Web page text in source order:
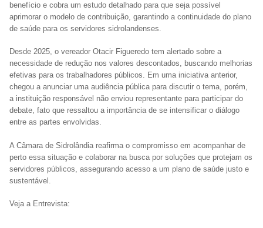
benefício e cobra um estudo detalhado para que seja possível
aprimorar o modelo de contribuição, garantindo a continuidade do plano
de saúde para os servidores sidrolandenses.
Desde 2025, o vereador Otacir Figueredo tem alertado sobre a
necessidade de redução nos valores descontados, buscando melhorias
efetivas para os trabalhadores públicos. Em uma iniciativa anterior,
chegou a anunciar uma audiência pública para discutir o tema, porém,
a instituição responsável não enviou representante para participar do
debate, fato que ressaltou a importância de se intensificar o diálogo
entre as partes envolvidas.
A Câmara de Sidrolândia reafirma o compromisso em acompanhar de
perto essa situação e colaborar na busca por soluções que protejam os
servidores públicos, assegurando acesso a um plano de saúde justo e
sustentável.
Veja a Entrevista: